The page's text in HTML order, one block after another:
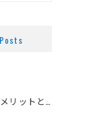
太陽光発電のメリットとデメリット